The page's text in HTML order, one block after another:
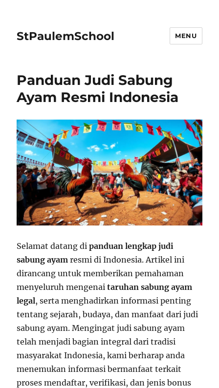
StPaulemSchool MENU
Panduan Judi Sabung
Ayam Resmi Indonesia
Selamat datang dipanduan lengkap judi
sabung ayam resmi di Indonesia. Artikel ini
dirancang untuk memberikan pemahaman
menyeluruh mengenaitaruhan sabung ayam
legal, serta menghadirkan informasi penting
tentang sejarah, budaya, dan manfaat dari judi
sabung ayam. Mengingat judi sabung ayam
telah menjadi bagian integral dari tradisi
masyarakat Indonesia, kami berharap anda
menemukan informasi bermanfaat terkait
proses mendaftar, verifikasi, dan jenis bonus